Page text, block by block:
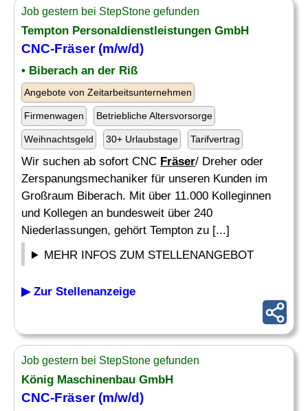
Job gestern bei StepStone gefunden
Tempton Personaldienstleistungen GmbH
CNC-Fräser(m/w/d)
• Biberach an der Riß
Angebote von Zeitarbeitsunternehmen
Firmenwagen Betriebliche Altersvorsorge
Weihnachtsgeld 30+ Urlaubstage Tarifvertrag
Wir suchen ab sofort CNC Fräser/ Dreher oder
Zerspanungsmechaniker für unseren Kunden im
Großraum Biberach. Mit über 11.000 Kolleginnen
und Kollegen an bundesweit über 240
Niederlassungen, gehört Tempton zu [...]
MEHR INFOS ZUM STELLENANGEBOT
▶ Zur Stellenanzeige
Job gestern bei StepStone gefunden
König Maschinenbau GmbH
CNC-Fräser(m/w/d)